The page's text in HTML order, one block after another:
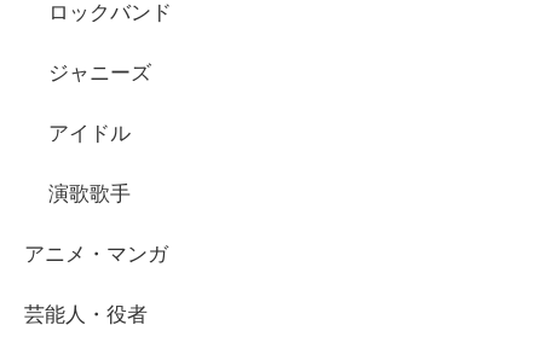
ロックバンド
ジャニーズ
アイドル
演歌歌手
アニメ・マンガ
芸能人・役者